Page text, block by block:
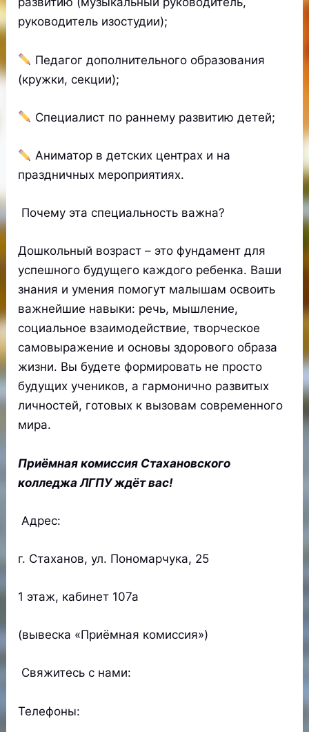
руководитель изостудии);
Педагог дополнительного образования
(кружки, секции);
Специалист по раннему развитию детей;
Аниматор в детских центрах и на
праздничных мероприятиях.
Почему эта специальность важна?
Дошкольный возраст – это фундамент для
успешного будущего каждого ребенка. Ваши
знания и умения помогут малышам освоить
важнейшие навыки: речь, мышление,
социальное взаимодействие, творческое
самовыражение и основы здорового образа
жизни. Вы будете формировать не просто
будущих учеников, а гармонично развитых
личностей, готовых к вызовам современного
мира.
Приёмная комиссия Стахановского
колледжа ЛГПУ ждёт вас!
Адрес:
г. Стаханов, ул. Пономарчука, 25
1 этаж, кабинет 107а
(вывеска «Приёмная комиссия»)
Свяжитесь с нами:
Телефоны: